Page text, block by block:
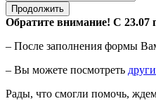
Продолжить
Обратите внимание! С 23.07
– После заполнения формы
– Вы можете посмотреть
Рады, что смогли помочь,